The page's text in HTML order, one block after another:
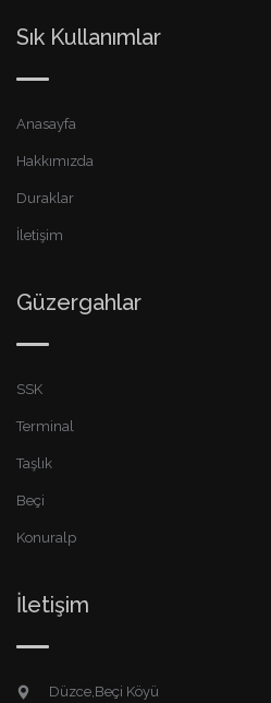
Sık Kullanımlar
Anasayfa
Hakkımızda
Duraklar
İletişim
Güzergahlar
SSK
Terminal
Taşlık
Beçi
Konuralp
İletişim
Düzce,Beçi Köyü